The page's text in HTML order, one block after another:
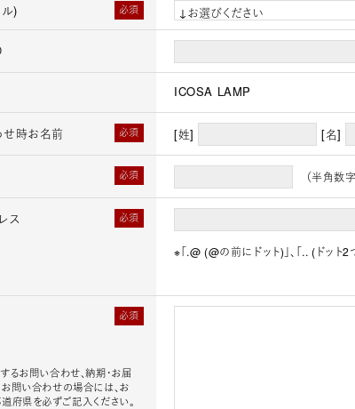
必須
)
ICOSA LAMP
必須
時お名前 [姓] [名]
必須 （半角数
必須
ス
※「.@ (@の前にドット)」、「.. (ドッ
必須
るお問い合わせ、納期・お届
問い合わせの場合には、お
府県を必ずご記入ください。